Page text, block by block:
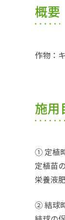
概要
作物：
施用
① 定植
定植苗
栄養液
② 結球